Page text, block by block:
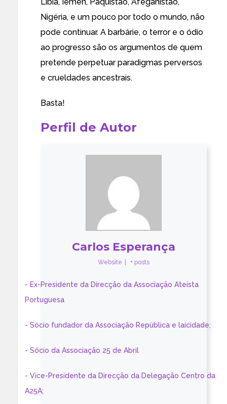
Nigéria, e um pouco por todo o mundo, não
pode continuar. A barbárie, o terror e o ódio
ao progresso são os argumentos de quem
pretende perpetuar paradigmas perversos
e crueldades ancestrais.
Basta!
Perfil de Autor
Carlos Esperança
Website + posts
- Ex-Presidente da Direcção da Associação Ateísta
Portuguesa
- Sócio fundador da Associação República e laicidade;
- Sócio da Associação 25 de Abril
- Vice-Presidente da Direcção da Delegação Centro da
A25A;